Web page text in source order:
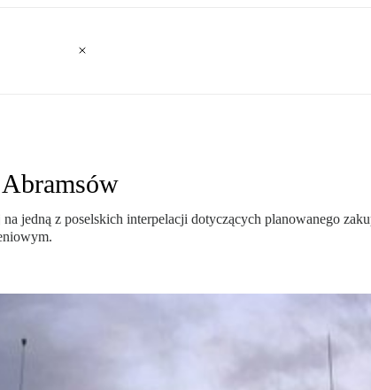
z poselskich interpelacji dotyczących planowanego